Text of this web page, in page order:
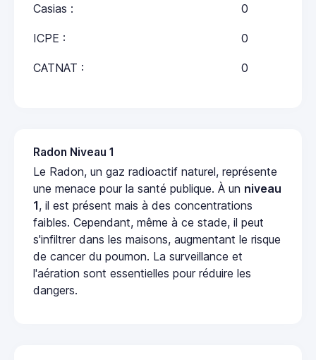
Casias : 0
ICPE : 0
CATNAT : 0
Radon Niveau 1
Le Radon, un gaz radioactif naturel, représente
une menace pour la santé publique. À un niveau
1, il est présent mais à des concentrations
faibles. Cependant, même à ce stade, il peut
s'infiltrer dans les maisons, augmentant le risque
de cancer du poumon. La surveillance et
l'aération sont essentielles pour réduire les
dangers.